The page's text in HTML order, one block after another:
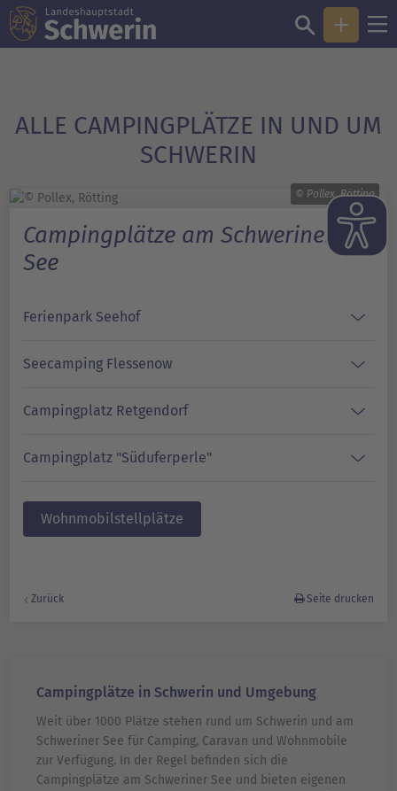
ALLE CAMPINGPLÄTZE IN UND UM
SCHWERIN
© Pollex, Rötting
Campingplätze am Schweriner
See
Ferienpark Seehof
Seecamping Flessenow
Campingplatz Retgendorf
Campingplatz "Süduferperle"
Wohnmobilstellplätze
Zurück Seite drucken
Campingplätze in Schwerin und Umgebung
Weit über 1000 Plätze stehen rund um Schwerin und am
Schweriner See für Camping, Caravan und Wohnmobile
zur Verfügung. In der Regel befinden sich die
Campingplätze am Schweriner See und bieten eigenen